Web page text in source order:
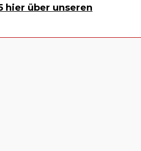
hier über unseren